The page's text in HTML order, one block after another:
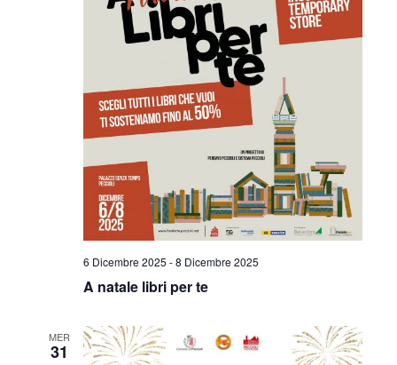
6 Dicembre 2025 -8 Dicembre 2025
A natale libri per te
MER
31